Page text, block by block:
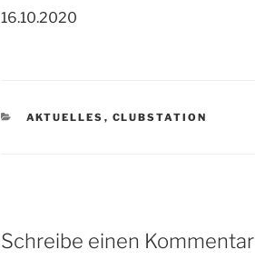
16.10.2020
KATEGORIEN
AKTUELLES , CLUBSTATION
Schreibe einen Kommentar